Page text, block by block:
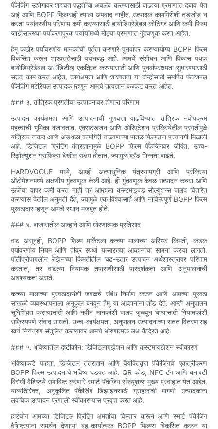
पॅकेजिंग उद्योगावर शाश्वत पद्धतींचा अवलंब करण्यासाठी वाढत्या प्रमाणात दबाव येत
आहे आणि BOPP फिल्म्सही त्याला अपवाद नाहीत. उत्पादक कामगिरीशी तडजोड न
करता पर्यावरणीय परिणाम कमी करण्यासाठी बायोडिग्रेडेबल कोटिंग्ज आणि कमी फिल्म
जाडीसारख्या पर्यावरणपूरक पर्यायांमध्ये मोठ्या प्रमाणात गुंतवणूक करत आहेत.
हैमू कठोर पर्यावरणीय मानकांची पूर्तता करणारे पुनर्वापर करण्यायोग्य BOPP फिल्म
विकसित करून शाश्वततेसाठी वचनबद्ध आहे. आमचे संशोधन आणि विकास पथक
बायोडिग्रेडेबल अॅडिटीव्ह एकत्रित करण्यासाठी आणि पुनर्वापरक्षमता सुधारण्यासाठी
सतत काम करत आहेत, कार्यक्षमता आणि शाश्वतता या दोन्हीसाठी समर्पित फंक्शनल
पॅकेजिंग मटेरियल उत्पादक म्हणून आमचे तत्वज्ञान बळकट करत आहेत.
### ३. तांत्रिक प्रगतीचा उत्पादनावर होणारा परिणाम
उत्पादन कार्यक्षमता आणि उत्पादनाची गुणवत्ता वाढविण्यात तांत्रिक नवोपक्रम
महत्त्वाची भूमिका बजावतात. एक्सट्रूजन आणि ओरिएंटेशन प्रक्रियेतील प्रगतीमुळे
यांत्रिक ताकद आणि अडथळा कामगिरी वाढवणाऱ्या पातळ फिल्म्सना परवानगी मिळाली
आहे. डिजिटल प्रिंटिंग तंत्रज्ञानामुळे BOPP फिल्म पॅकेजिंगवर जीवंत, उच्च-
रिझोल्यूशन ग्राफिक्स देखील सक्षम होतात, ज्यामुळे ब्रँड भिन्नता वाढते.
HARDVOGUE मध्ये, आम्ही अत्याधुनिक यंत्रसामग्री आणि प्रक्रिया
ऑटोमेशनमध्ये लक्षणीय गुंतवणूक केली आहे. ही गुंतवणूक केवळ उत्पादन कचरा आणि
ऊर्जेचा वापर कमी करत नाही तर आम्हाला कस्टमाइज्ड सोल्यूशन्स जलद वितरित
करण्यास देखील अनुमती देते, ज्यामुळे एक विश्वासार्ह आणि नाविन्यपूर्ण BOPP फिल्म
पुरवठादार म्हणून आमचे स्थान मजबूत होते.
### ४. बाजारातील आव्हाने आणि धोरणात्मक प्रतिसाद
वाढ असूनही, BOPP फिल्म मार्केटला कच्च्या मालाच्या अस्थिर किमती, कडक
पर्यावरणीय नियम आणि तीव्र स्पर्धा यासारख्या आव्हानांचा सामना करावा लागतो.
पॉलीप्रोपायलीन रेझिनच्या किमतीतील चढ-उतार उत्पादन अर्थशास्त्रावर परिणाम
करतात, तर वाढत्या नियामक तपासणीसाठी पारदर्शकता आणि अनुपालनाची
आवश्यकता असते.
कच्च्या मालाच्या पुरवठादारांशी जवळचे संबंध निर्माण करून आणि आमच्या पुरवठा
साखळी व्यवस्थापनाला अनुकूल बनवून हैमू या आव्हानांना तोंड देते. आम्ही अनुपालन
सुनिश्चित करण्यासाठी आणि नवीन मानकांशी जलद जुळवून घेण्यासाठी नियामकांशी
सक्रियपणे संवाद साधतो. उच्च-कार्यक्षमता, अनुपालन उत्पादनांच्या सतत वितरणासह
खर्च नियंत्रण संतुलित करण्यावर आमचे धोरणात्मक लक्ष केंद्रित आहे.
### ५. भविष्यातील दृष्टीकोन: डिजिटलायझेशन आणि कस्टमायझेशन स्वीकारणे
भविष्याकडे पाहता, डिजिटल तंत्रज्ञान आणि वैयक्तिकृत पॅकेजिंगचे एकत्रीकरण
BOPP फिल्म उत्पादनाचे भविष्य घडवत आहे. QR कोड, NFC टॅग आणि बनावटी
विरोधी वैशिष्ट्ये समाविष्ट करणारे स्मार्ट पॅकेजिंग सोल्यूशन्स मुख्य प्रवाहात येत आहेत.
याव्यतिरिक्त, अनुकूलित पॅकेजिंग डिझाइनसाठी ग्राहकांची मागणी उत्पादकांना
लवचिक उत्पादन प्रणाली स्वीकारण्यास प्रवृत्त करत आहे.
हार्डवोग आमच्या डिजिटल प्रिंटिंग क्षमतांचा विस्तार करून आणि स्मार्ट पॅकेजिंग
वैशिष्ट्यांना समर्थन देणाऱ्या बहु-कार्यात्मक BOPP फिल्म्स विकसित करून या